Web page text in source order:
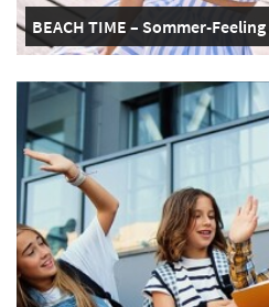
BEACH TIME – Sommer-